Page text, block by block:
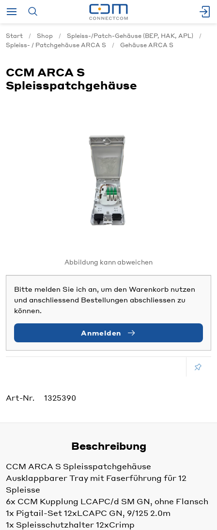
Start Shop
Spleiss-/Patch-Gehäuse (BEP, HAK, APL)
Spleiss- / Patchgehäuse ARCA S
Gehäuse ARCA S
CCM ARCA S
Spleisspatchgehäuse
Abbildung kann abweichen
Bitte melden Sie ich an, um den Warenkorb nutzen
und anschliessend Bestellungen abschliessen zu
können.
Anmelden
Art-Nr. 1325390
Beschreibung
CCM ARCA S Spleisspatchgehäuse
Ausklappbarer Tray mit Faserführung für 12
Spleisse
6x CCM Kupplung LCAPC/d SM GN, ohne Flansch
1x Pigtail-Set 12xLCAPC GN, 9/125 2.0m
1x Spleisschutzhalter 12xCrimp